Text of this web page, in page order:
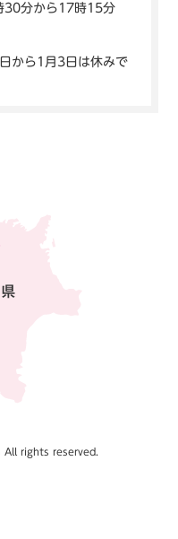
30分から17時15分
から1月3日は休みで
rights reserved.